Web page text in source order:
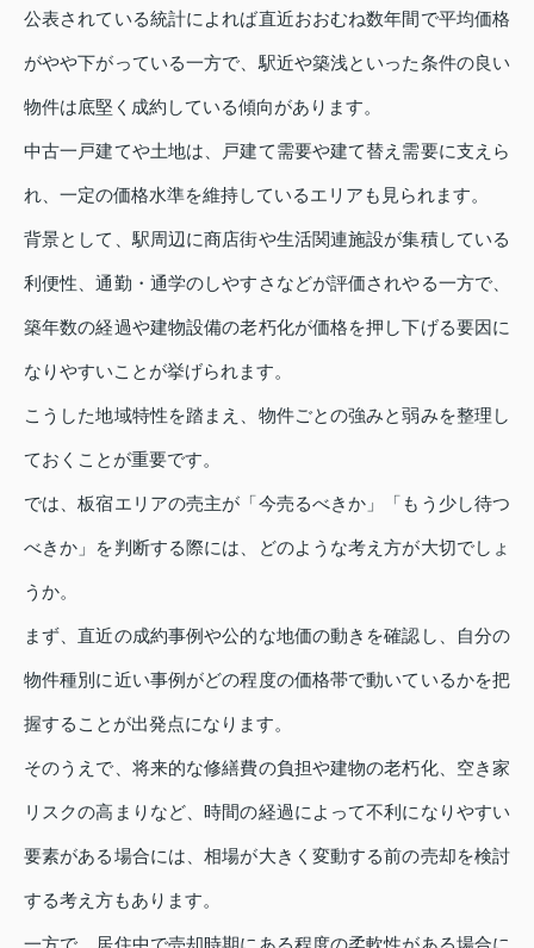
公表されている統計によれば直近おおむね数年間で平均価格
がやや下がっている一方で、駅近や築浅といった条件の良い
物件は底堅く成約している傾向があります。
中古一戸建てや土地は、戸建て需要や建て替え需要に支えら
れ、一定の価格水準を維持しているエリアも見られます。
背景として、駅周辺に商店街や生活関連施設が集積している
利便性、通勤・通学のしやすさなどが評価されやる一方で、
築年数の経過や建物設備の老朽化が価格を押し下げる要因に
なりやすいことが挙げられます。
こうした地域特性を踏まえ、物件ごとの強みと弱みを整理し
ておくことが重要です。
では、板宿エリアの売主が「今売るべきか」「もう少し待つ
べきか」を判断する際には、どのような考え方が大切でしょ
うか。
まず、直近の成約事例や公的な地価の動きを確認し、自分の
物件種別に近い事例がどの程度の価格帯で動いているかを把
握することが出発点になります。
そのうえで、将来的な修繕費の負担や建物の老朽化、空き家
リスクの高まりなど、時間の経過によって不利になりやすい
要素がある場合には、相場が大きく変動する前の売却を検討
する考え方もあります。
一方で、居住中で売却時期にある程度の柔軟性がある場合に